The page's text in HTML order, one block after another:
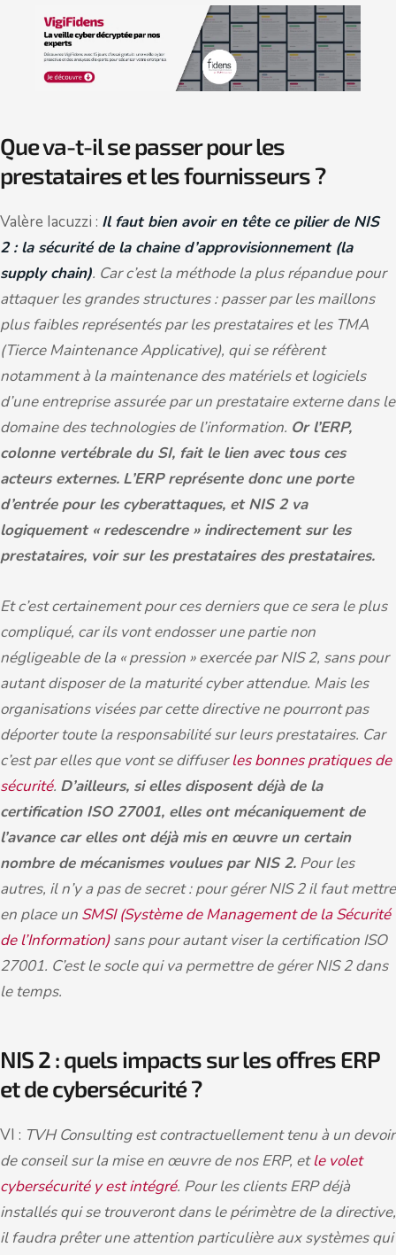
Que va-t-il se passer pour les
prestataires et les fournisseurs ?
Valère Iacuzzi : Il faut bien avoir en tête ce pilier de NIS
2 : la sécurité de la chaine d’approvisionnement (la
supply chain). Car c’est la méthode la plus répandue pour
attaquer les grandes structures : passer par les maillons
plus faibles représentés par les prestataires et les TMA
(Tierce Maintenance Applicative), qui se réfèrent
notamment à la maintenance des matériels et logiciels
d’une entreprise assurée par un prestataire externe dans le
domaine des technologies de l’information. Or l’ERP,
colonne vertébrale du SI, fait le lien avec tous ces
acteurs externes. L’ERP représente donc une porte
d’entrée pour les cyberattaques, et NIS 2 va
logiquement « redescendre » indirectement sur les
prestataires, voir sur les prestataires des prestataires.
Et c’est certainement pour ces derniers que ce sera le plus
compliqué, car ils vont endosser une partie non
négligeable de la « pression » exercée par NIS 2, sans pour
autant disposer de la maturité cyber attendue. Mais les
organisations visées par cette directive ne pourront pas
déporter toute la responsabilité sur leurs prestataires. Car
c’est par elles que vont se diffuserles bonnes pratiques de
sécurité. D’ailleurs, si elles disposent déjà de la
certification ISO 27001, elles ont mécaniquement de
l’avance car elles ont déjà mis en œuvre un certain
nombre de mécanismes voulues par NIS 2. Pour les
autres, il n’y a pas de secret : pour gérer NIS 2 il faut mettre
en place un SMSI (Système de Management de la Sécurité
de l’Information)sans pour autant viser la certification ISO
27001. C’est le socle qui va permettre de gérer NIS 2 dans
le temps.
NIS 2 : quels impacts sur les offres ERP
et de cybersécurité ?
VI : TVH Consulting est contractuellement tenu à un devoir
de conseil sur la mise en œuvre de nos ERP, etle volet
cybersécurité y est intégré. Pour les clients ERP déjà
installés qui se trouveront dans le périmètre de la directive,
il faudra prêter une attention particulière aux systèmes qui